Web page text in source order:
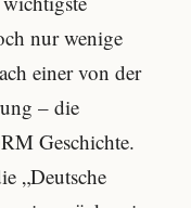
nur wenige
einer von der
– die
Geschichte.
„Deutsche